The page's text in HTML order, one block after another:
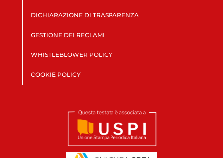
DICHIARAZIONE DI TRASPARENZA
GESTIONE DEI RECLAMI
WHISTLEBLOWER POLICY
COOKIE POLICY